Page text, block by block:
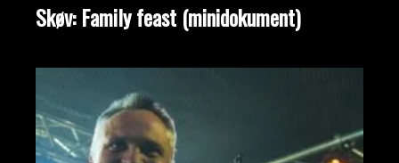
Skøv: Family feast (minidokument)